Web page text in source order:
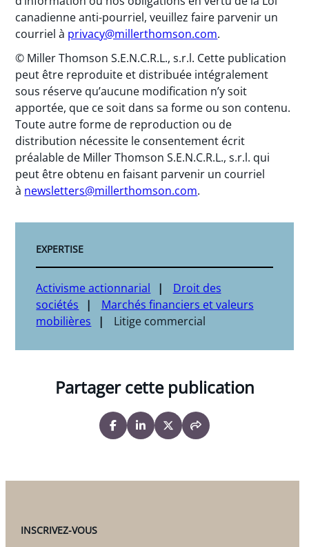
canadienne anti-pourriel, veuillez faire parvenir un
courriel à privacy@millerthomson.com.
© Miller Thomson S.E.N.C.R.L., s.r.l. Cette publication
peut être reproduite et distribuée intégralement
sous réserve qu’aucune modification n’y soit
apportée, que ce soit dans sa forme ou son contenu.
Toute autre forme de reproduction ou de
distribution nécessite le consentement écrit
préalable de Miller Thomson S.E.N.C.R.L., s.r.l. qui
peut être obtenu en faisant parvenir un courriel
à newsletters@millerthomson.com.
EXPERTISE
Activisme actionnarial
Droit des
sociétés
Marchés financiers et valeurs
mobilières
Litige commercial
Partager cette publication
INSCRIVEZ-VOUS